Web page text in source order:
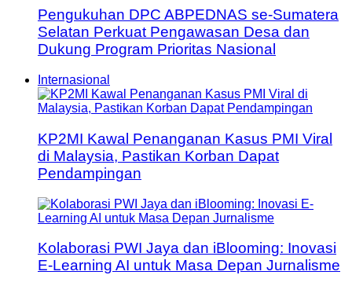
Pengukuhan DPC ABPEDNAS se-Sumatera
Selatan Perkuat Pengawasan Desa dan
Dukung Program Prioritas Nasional
Internasional
KP2MI Kawal Penanganan Kasus PMI Viral
di Malaysia, Pastikan Korban Dapat
Pendampingan
Kolaborasi PWI Jaya dan iBlooming: Inovasi
E-Learning AI untuk Masa Depan Jurnalisme